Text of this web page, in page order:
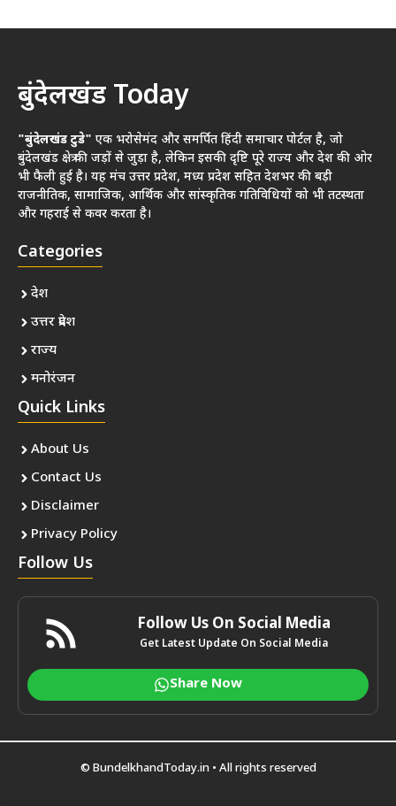
बुंदेलखंड Today
"बुंदेलखंड टुडे" एक भरोसेमंद और समर्पित हिंदी समाचार पोर्टल है, जो
बुंदेलखंड क्षेत्र की जड़ों से जुड़ा है, लेकिन इसकी दृष्टि पूरे राज्य और देश की ओर
भी फैली हुई है। यह मंच उत्तर प्रदेश, मध्य प्रदेश सहित देशभर की बड़ी
राजनीतिक, सामाजिक, आर्थिक और सांस्कृतिक गतिविधियों को भी तटस्थता
और गहराई से कवर करता है।
Categories
देश
उत्तर प्रदेश
राज्य
मनोरंजन
Quick Links
About Us
Contact Us
Disclaimer
Privacy Policy
Follow Us
Follow Us On Social Media
Get Latest Update On Social Media
Share Now
© BundelkhandToday.in • All rights reserved